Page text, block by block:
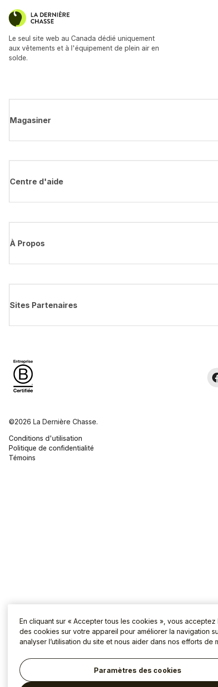
Le seul site web au Canada dédié uniquement
aux vêtements et à l'équipement de plein air en
solde.
Magasiner
Centre d'aide
À Propos
Sites Partenaires
©2026 La Dernière Chasse.
Conditions d'utilisation
Politique de confidentialité
Témoins
En cliquant sur « Accepter tous les cookies », vous
des cookies sur votre appareil pour améliorer la navigation
analyser l’utilisation du site et nous aider dans nos efforts de
Paramètres des cookies